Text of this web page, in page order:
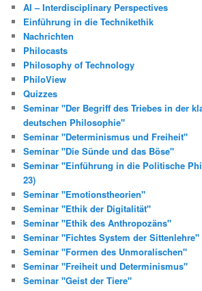
AI – Interdisciplinary Perspectives
Einführung in die Technikethik
Nachrichten
Philocasts
Philosophy of Technology
PhiloView
Quizzes
Seminar "Der Begriff des Triebes in der
deutschen Philosophie"
Seminar "Determinismus und Freiheit"
Seminar "Die Sünde und das Böse"
Seminar "Einführung in die Politische
23)
Seminar "Emotionstheorien"
Seminar "Ethik der Digitalität"
Seminar "Ethik des Anthropozäns"
Seminar "Fichtes System der Sittenlehre"
Seminar "Formen des Unmoralischen"
Seminar "Freiheit und Determinismus"
Seminar "Geist der Tiere"